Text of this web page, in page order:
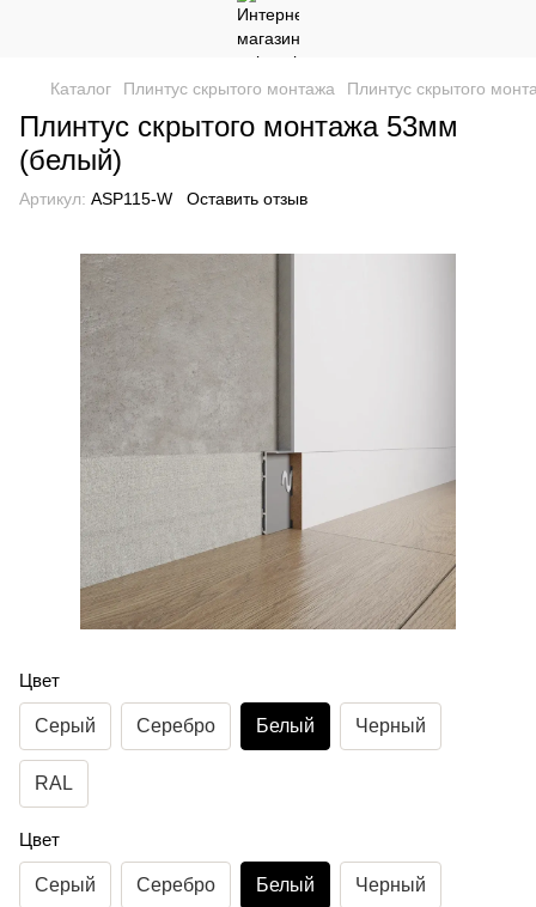
Каталог Плинтус скрытого монтажа Плинтус скрытого
Плинтус скрытого монтажа 53мм
(белый)
Артикул: ASP115-W Оставить отзыв
Цвет
Серый Серебро Белый Черный
RAL
Цвет
Серый Серебро Белый Черный